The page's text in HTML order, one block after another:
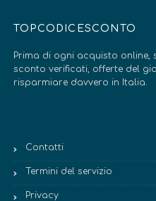
TOPCODICESCONTO
Prima di ogni acquisto
sconto verificati, offerte del
risparmiare davvero in Italia.
Contatti
Termini del servizio
Privacy